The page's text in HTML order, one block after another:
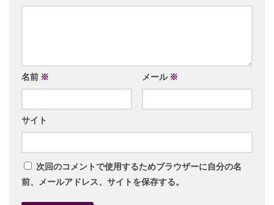
名前 ※ メール ※
サイト
次回のコメントで使用するためブラウザーに自分の名
前、メールアドレス、サイトを保存する。